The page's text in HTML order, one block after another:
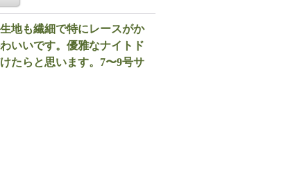
地も繊細で特にレースがか
いいです。優雅なナイトド
たらと思います。7〜9号サ